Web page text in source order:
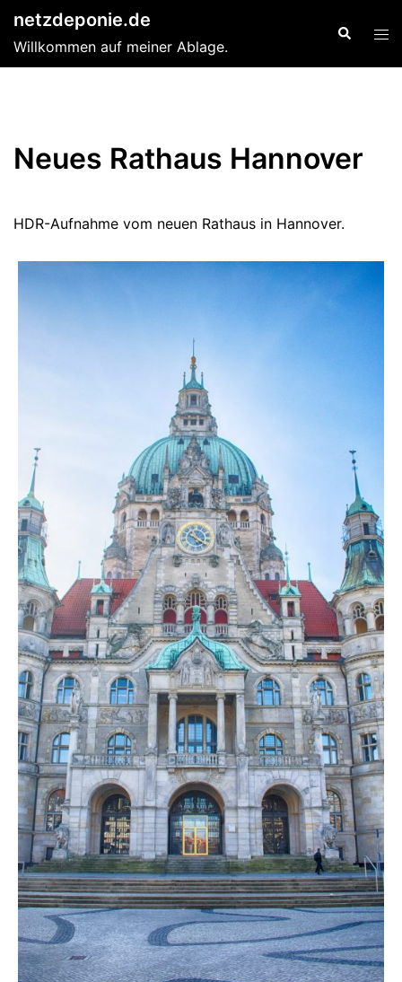
springen
netzdeponie.de
Willkommen auf meiner Ablage.
Suche
Neues Rathaus Hannover
HDR-Aufnahme vom neuen Rathaus in Hannover.